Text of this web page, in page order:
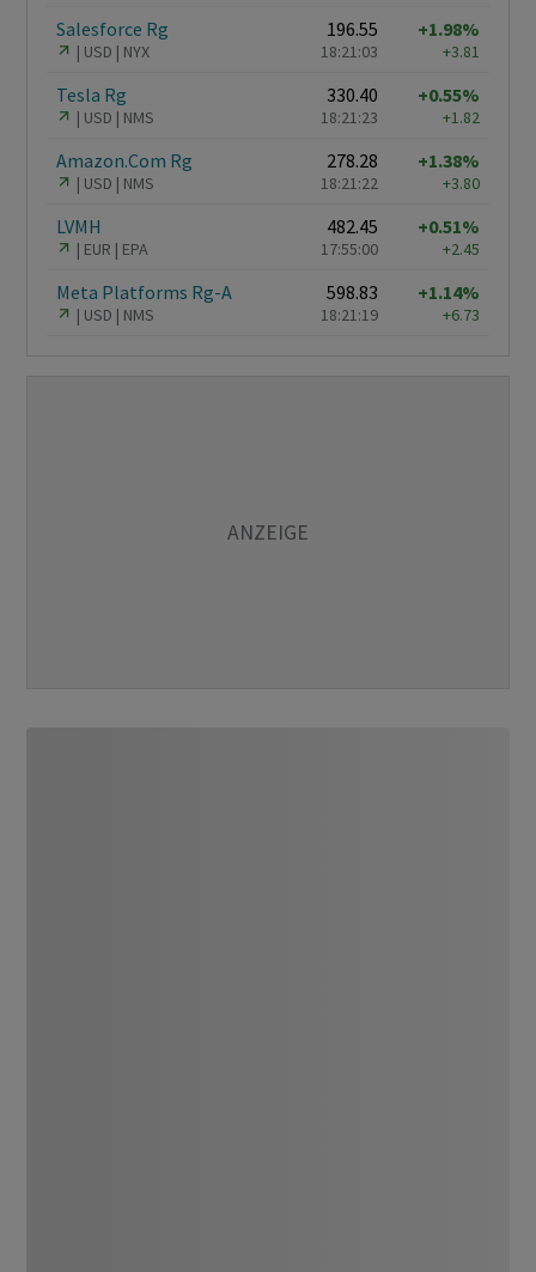
Salesforce Rg
USD NYX
196.55
18:21:03
+1.98%
+3.81
Tesla Rg
USD NMS
330.40
18:21:23
+0.55%
+1.82
Amazon.Com Rg
USD NMS
278.28
18:21:22
+1.38%
+3.80
LVMH
EUR EPA
482.45
17:55:00
+0.51%
+2.45
Meta Platforms Rg-A
USD NMS
598.83
18:21:19
+1.14%
+6.73